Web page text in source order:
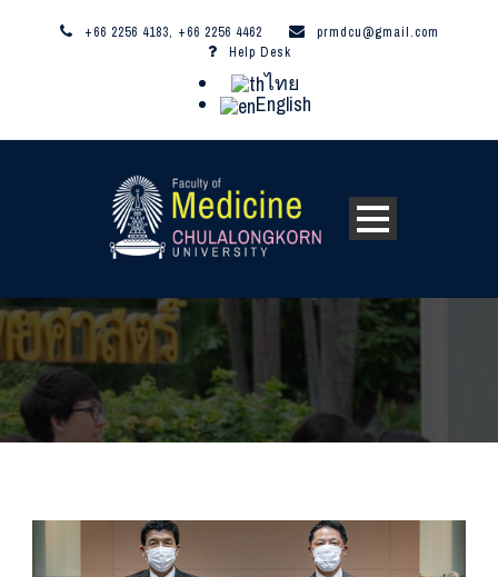
+66 2256 4183, +66 2256 4462
prmdcu@gmail.com
Help Desk
ไทย
English